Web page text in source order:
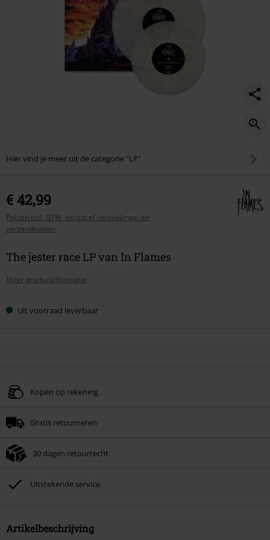
Hier vind je meer uit de categorie "LP"
€ 42,99
Prijzen incl. BTW, exclusief verpakkings- en
verzendkosten
The jester race LP van In Flames
Meer productinformatie
Uit voorraad leverbaar
Kopen op rekening
Gratis retourneren
30 dagen retourrecht
Uitstekende service
Artikelbeschrijving